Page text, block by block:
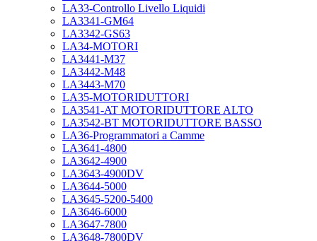
LA33-Controllo Livello Liquidi
LA3341-GM64
LA3342-GS63
LA34-MOTORI
LA3441-M37
LA3442-M48
LA3443-M70
LA35-MOTORIDUTTORI
LA3541-AT MOTORIDUTTORE ALTO
LA3542-BT MOTORIDUTTORE BASSO
LA36-Programmatori a Camme
LA3641-4800
LA3642-4900
LA3643-4900DV
LA3644-5000
LA3645-5200-5400
LA3646-6000
LA3647-7800
LA3648-7800DV